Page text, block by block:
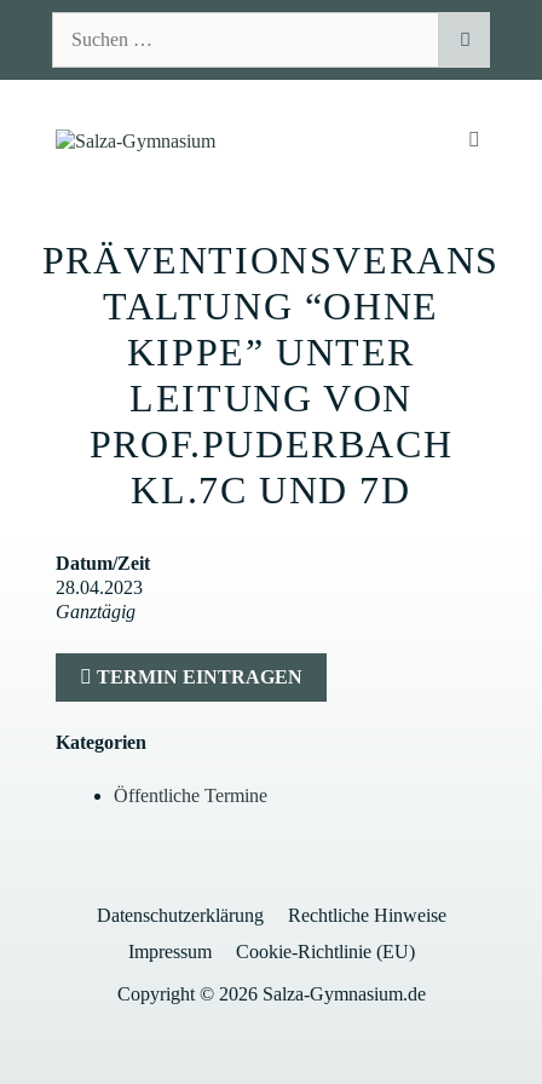
nach:
PRÄVENTIONSVERANS
TALTUNG “OHNE
KIPPE” UNTER
LEITUNG VON
PROF.PUDERBACH
KL.7C UND 7D
Datum/Zeit
28.04.2023
Ganztägig
TERMIN EINTRAGEN
Kategorien
Öffentliche Termine
Datenschutzerklärung
Rechtliche Hinweise
Impressum
Cookie-Richtlinie (EU)
Copyright © 2026 Salza-Gymnasium.de